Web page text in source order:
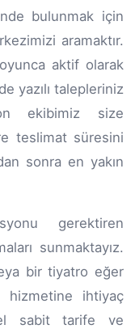
bulunmak için
aramaktır.
aktif olarak
yazılı talepleriniz
ekibimiz size
teslimat süresini
sonra en yakın
gerektiren
sunmaktayız.
bir tiyatro eğer
ihtiyaç
sabit tarife ve